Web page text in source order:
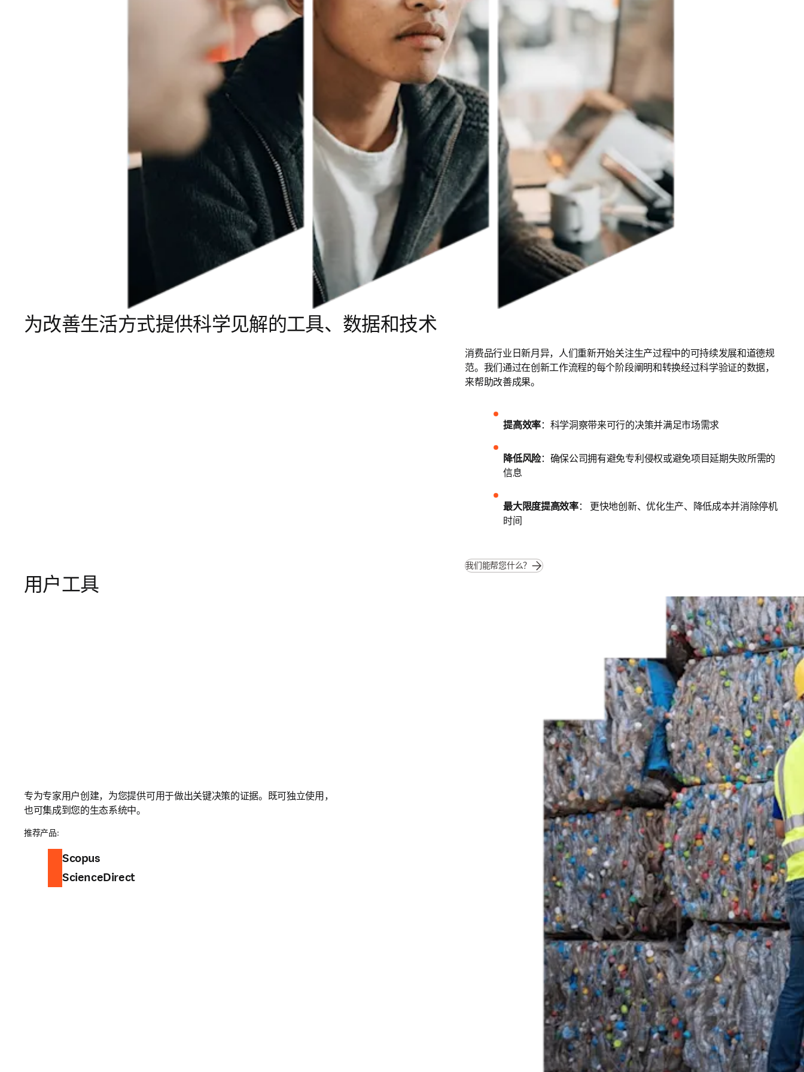
为改善生活方式提供科学见解的工具、数据和技术
消费品行业日新月异，人们重新开始关注生产过程中的可持续发展和道德规
范。我们通过在创新工作流程的每个阶段阐明和转换经过科学验证的数据，
来帮助改善成果。
提高效率：科学洞察带来可行的决策并满足市场需求
降低风险：确保公司拥有避免专利侵权或避免项目延期失败所需的
信息
最大限度提高效率：
更快地创新、优化生产、降低成本并消除停机
时间
我们能帮您什么？
用户工具
专为专家用户创建，为您提供可用于做出关键决策的证据。既可独立使用，
也可集成到您的生态系统中。
推荐产品:
Scopus
ScienceDirect